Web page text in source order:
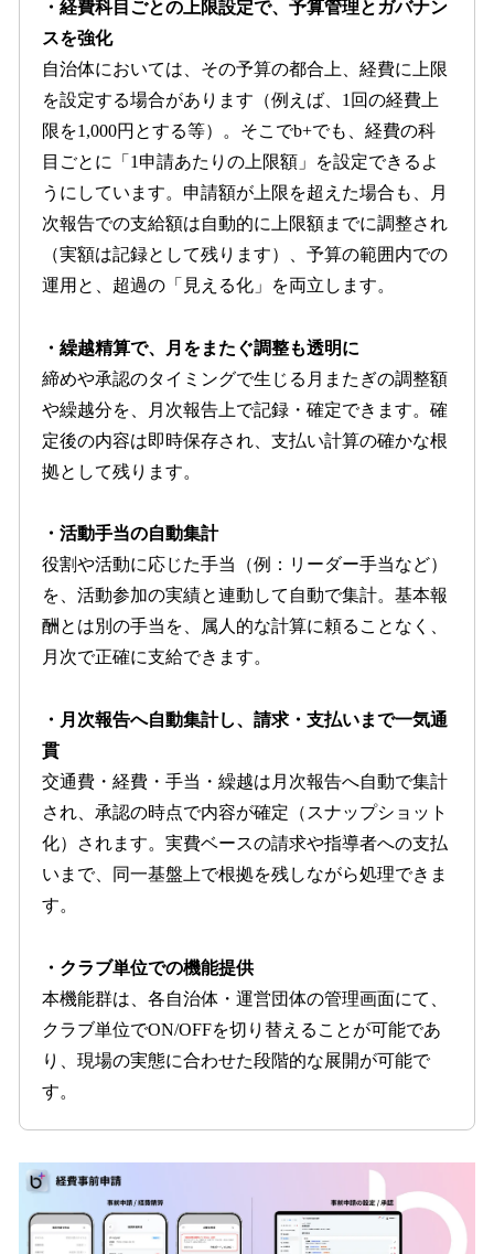
・経費科目ごとの上限設定で、予算管理とガバナン
スを強化
自治体においては、その予算の都合上、経費に上限
を設定する場合があります（例えば、1回の経費上
限を1,000円とする等）。そこでb+でも、経費の科
目ごとに「1申請あたりの上限額」を設定できるよ
うにしています。申請額が上限を超えた場合も、月
次報告での支給額は自動的に上限額までに調整され
（実額は記録として残ります）、予算の範囲内での
運用と、超過の「見える化」を両立します。
・繰越精算で、月をまたぐ調整も透明に
締めや承認のタイミングで生じる月またぎの調整額
や繰越分を、月次報告上で記録・確定できます。確
定後の内容は即時保存され、支払い計算の確かな根
拠として残ります。
・活動手当の自動集計
役割や活動に応じた手当（例：リーダー手当など）
を、活動参加の実績と連動して自動で集計。基本報
酬とは別の手当を、属人的な計算に頼ることなく、
月次で正確に支給できます。
・月次報告へ自動集計し、請求・支払いまで一気通
貫
交通費・経費・手当・繰越は月次報告へ自動で集計
され、承認の時点で内容が確定（スナップショット
化）されます。実費ベースの請求や指導者への支払
いまで、同一基盤上で根拠を残しながら処理できま
す。
・クラブ単位での機能提供
本機能群は、各自治体・運営団体の管理画面にて、
クラブ単位でON/OFFを切り替えることが可能であ
り、現場の実態に合わせた段階的な展開が可能で
す。